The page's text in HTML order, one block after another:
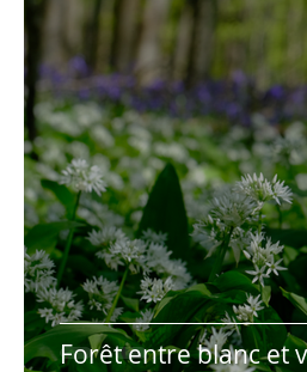
Forêt entre blanc et